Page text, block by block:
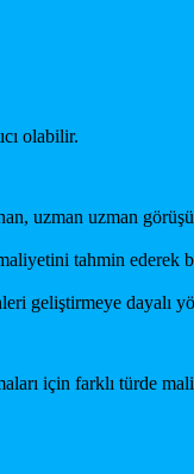
olabilir.
uzman uzman
tahmin ederek
geliştirmeye dayalı
için farklı türde